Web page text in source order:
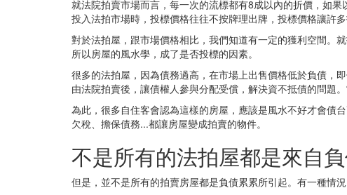
就法院拍賣市場而言，每一次的流標都有8成以內的折價，如
投入法拍市場時，投標價格往往不按牌理出牌，投標價格讓許
對於法拍屋，跟市場價格相比，我們知道有一定的獲利空間。
所以房屋的風水學，成了是否投標的因素。
很多的法拍屋，因為債務過高，在市場上出售價格低於負債，
由法院拍賣後，讓債權人參與分配受償，解決資不抵債的問題
為此，很多自住客會認為這樣的房屋，應該是風水不好才會債
欠稅、擔保債務...都讓房屋變成拍賣的物件。
不是所有的法拍屋都是來自
但是，並不是所有的拍賣房屋都是負債累累所引起。有一種情